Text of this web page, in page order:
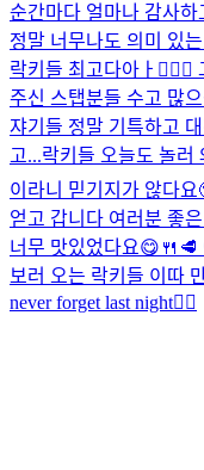
순간마다 얼마나 감사
정말 너무나도 의미 있
락키들 최고다아ㅏ
주신 스탭분들 수고 많
쟈기들 정말 기특하고
고...락키들 오늘도 놀러
이라니 믿기지가 않다
얻고 갑니다 여러분 좋
너무 맛있었다요😋🍴🥩
보러 오는 락키들 이따
never forget last night❤️‍🔥